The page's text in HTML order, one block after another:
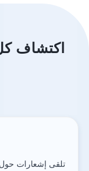
اكتشاف
تلقى إشعارات حول